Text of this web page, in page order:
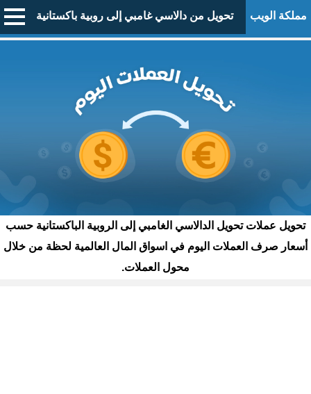
مملكة الويب تحويل من دالاسي غامبي إلى روبية باكستانية
تحويل عملات تحويل الدالاسي الغامبي إلى الروبية الباكستانية حسب
أسعار صرف العملات اليوم في اسواق المال العالمية لحظة من خلال
محول العملات.